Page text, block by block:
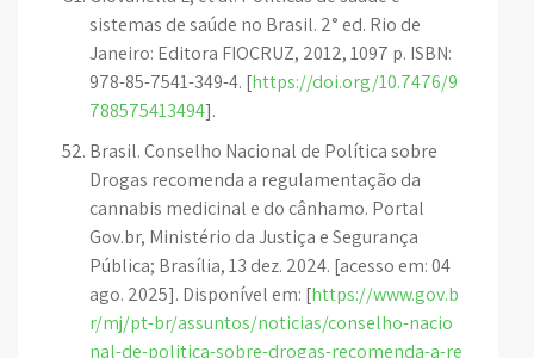
sistemas de saúde no Brasil. 2° ed. Rio de
Janeiro: Editora FIOCRUZ, 2012, 1097 p. ISBN:
978-85-7541-349-4. [https://doi.org/10.7476/9
788575413494].
Brasil. Conselho Nacional de Política sobre
Drogas recomenda a regulamentação da
cannabis medicinal e do cânhamo. Portal
Gov.br, Ministério da Justiça e Segurança
Pública; Brasília, 13 dez. 2024. [acesso em: 04
ago. 2025]. Disponível em: [https://www.gov.b
r/mj/pt-br/assuntos/noticias/conselho-nacio
nal-de-politica-sobre-drogas-recomenda-a-re